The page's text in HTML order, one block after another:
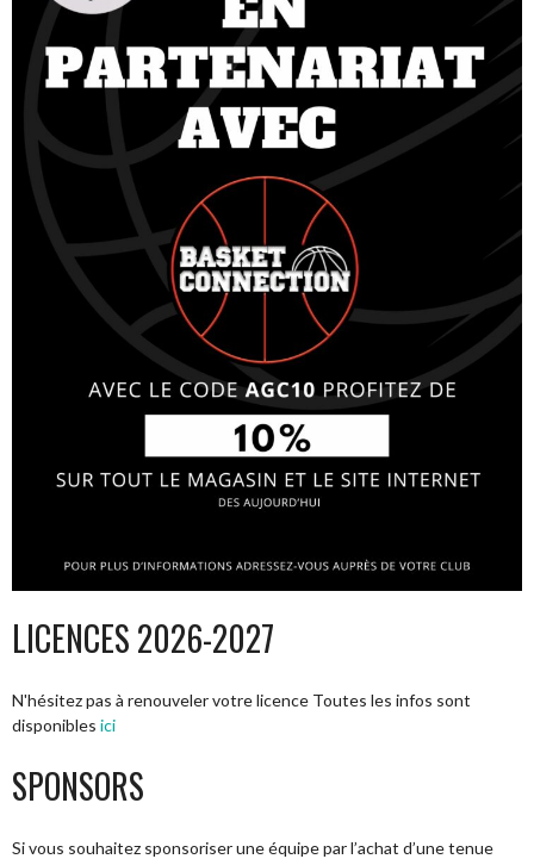
LICENCES 2026-2027
N'hésitez pas à renouveler votre licence Toutes les infos sont
disponibles ici
SPONSORS
Si vous souhaitez sponsoriser une équipe par l’achat d’une tenue